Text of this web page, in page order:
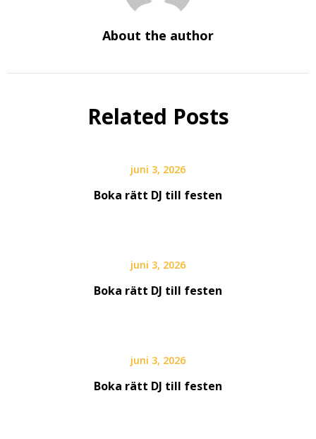
About the author
Related Posts
juni 3, 2026
Boka rätt DJ till festen
juni 3, 2026
Boka rätt DJ till festen
juni 3, 2026
Boka rätt DJ till festen